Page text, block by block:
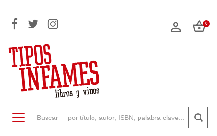
0
Toggle navigation